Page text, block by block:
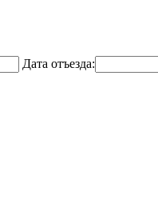
Дата отъезда: